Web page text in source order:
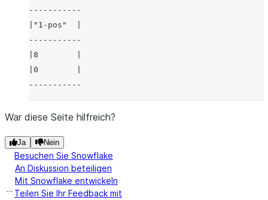
-----------
|"1-pos"  |
-----------
|8        |
|0        |
-----------
War diese Seite hilfreich?
Ja Nein
Besuchen Sie Snowflake
An Diskussion beteiligen
Mit Snowflake entwickeln
Teilen Sie Ihr Feedback mit